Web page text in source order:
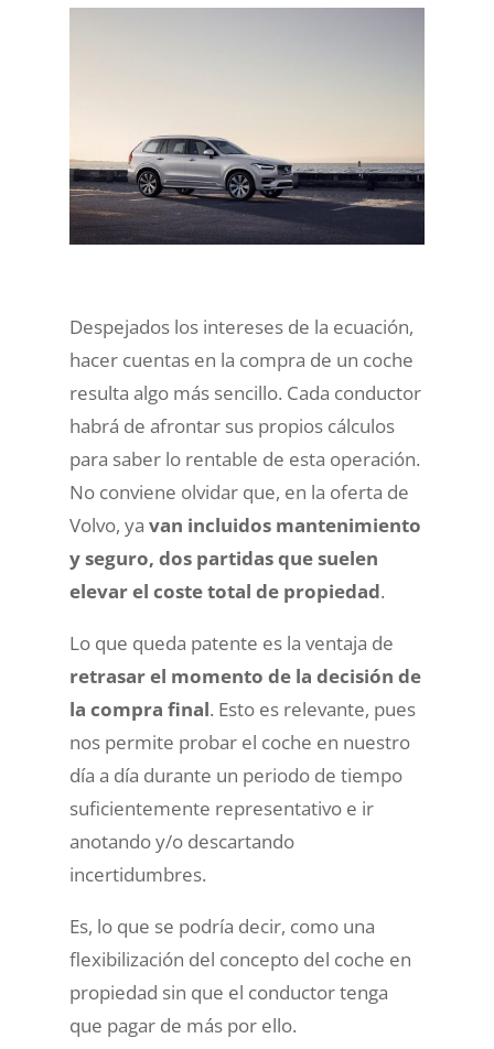
Despejados los intereses de la ecuación,
hacer cuentas en la compra de un coche
resulta algo más sencillo. Cada conductor
habrá de afrontar sus propios cálculos
para saber lo rentable de esta operación.
No conviene olvidar que, en la oferta de
Volvo, ya van incluidos mantenimiento
y seguro, dos partidas que suelen
elevar el coste total de propiedad.
Lo que queda patente es la ventaja de
retrasar el momento de la decisión de
la compra final. Esto es relevante, pues
nos permite probar el coche en nuestro
día a día durante un periodo de tiempo
suficientemente representativo e ir
anotando y/o descartando
incertidumbres.
Es, lo que se podría decir, como una
flexibilización del concepto del coche en
propiedad sin que el conductor tenga
que pagar de más por ello.